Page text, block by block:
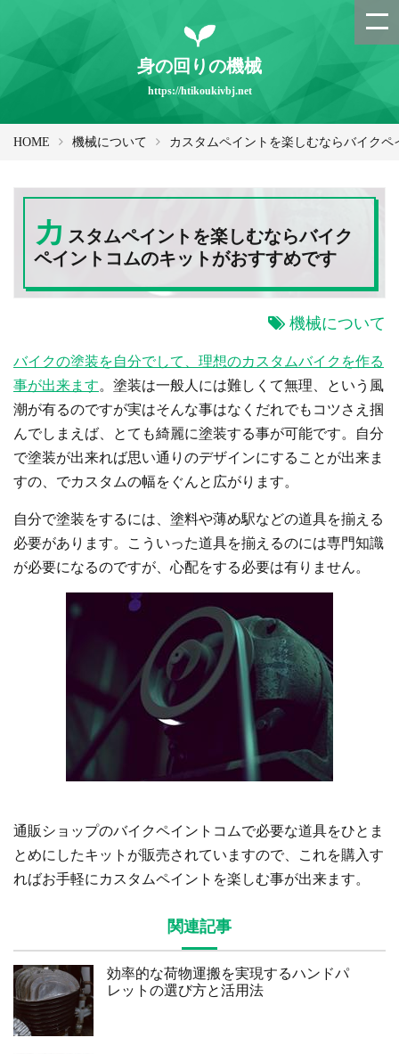
身の回りの機械
https://htikoukivbj.net
HOME 機械について カスタムペイントを楽しむならバイク
カ スタムペイントを楽しむならバイク
ペイントコムのキットがおすすめです
機械について
バイクの塗装を自分でして、理想のカスタムバイクを作る
事が出来ます。塗装は一般人には難しくて無理、という風
潮が有るのですが実はそんな事はなくだれでもコツさえ掴
んでしまえば、とても綺麗に塗装する事が可能です。自分
で塗装が出来れば思い通りのデザインにすることが出来ま
すの、でカスタムの幅をぐんと広がります。
自分で塗装をするには、塗料や薄め駅などの道具を揃える
必要があります。こういった道具を揃えるのには専門知識
が必要になるのですが、心配をする必要は有りません。
通販ショップのバイクペイントコムで必要な道具をひとま
とめにしたキットが販売されていますので、これを購入す
ればお手軽にカスタムペイントを楽しむ事が出来ます。
関連記事
効率的な荷物運搬を実現するハンドパ
レットの選び方と活用法